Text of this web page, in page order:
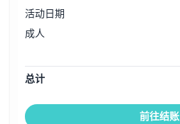
活动日期
成人
总计
前往结账